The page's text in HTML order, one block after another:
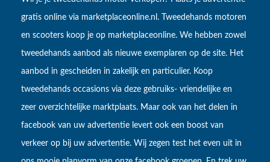
gratis online via marketplaceonline.nl. Tweedehands motoren
en scooters koop je op marketplaceonline. We hebben zowel
tweedehands aanbod als nieuwe exemplaren op de site. Het
aanbod in gescheiden in zakelijk en particulier. Koop
tweedehands occasions via deze gebruiks- vriendelijke en
zeer overzichtelijke marktplaats. Maar ook van het delen in
facebook van uw advertentie levert ook een boost van
verkeer op bij uw advertentie. Wij zegen test het even uit in